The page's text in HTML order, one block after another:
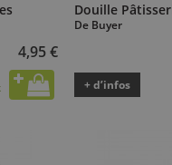
4,95 €
Douille
De Buyer
+ d’infos